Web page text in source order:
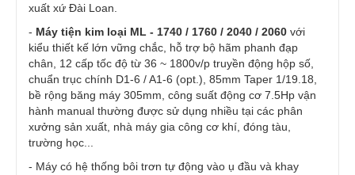
xuất xứ Đài Loan.
- Máy tiện kim loại ML - 1740 / 1760 / 2040 / 2060 với
kiểu thiết kế lớn vững chắc, hỗ trợ bộ hãm phanh đạp
chân, 12 cấp tốc độ từ 36 ~ 1800v/p truyền động hộp số,
chuẩn trục chính D1-6 / A1-6 (opt.), 85mm Taper 1/19.18,
bề rộng băng máy 305mm, công suất động cơ 7.5Hp vận
hành manual thường được sử dụng nhiều tại các phân
xưởng sản xuất, nhà máy gia công cơ khí, đóng tàu,
trường học...
- Máy có hệ thống bôi trơn tự động vào ụ đầu và khay